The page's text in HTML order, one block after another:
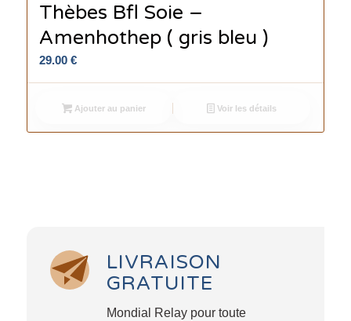
Thèbes Bfl Soie –
Amenhothep ( gris bleu )
29.00 €
Ajouter au panier Voir les détails
LIVRAISON
GRATUITE
Mondial Relay pour toute